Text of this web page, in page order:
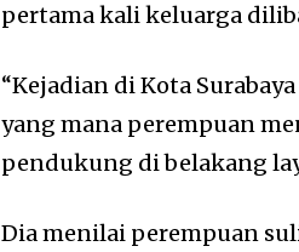
pertama kali keluarga
“Kejadian di Kota
yang mana perempuan
pendukung di belakang
Dia menilai perempuan